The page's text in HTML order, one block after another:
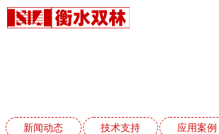
新闻动态 技术支持 应用案例